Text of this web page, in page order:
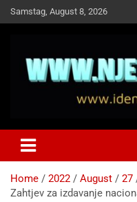
Skip
to
Samstag, August 8, 2026
Idemo u
Home 2022 August
27
Zahtjev za izdavanje